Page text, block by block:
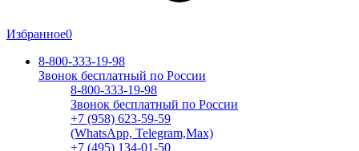
Избранное0
8-800-333-19-98
Звонок бесплатный по России
8-800-333-19-98
Звонок бесплатный по России
+7 (958) 623-59-59
(WhatsApp, Telegram,Max)
+7 (495) 134-01-50